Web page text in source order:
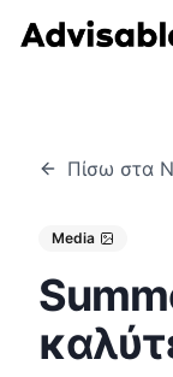
Πίσω στα
Media